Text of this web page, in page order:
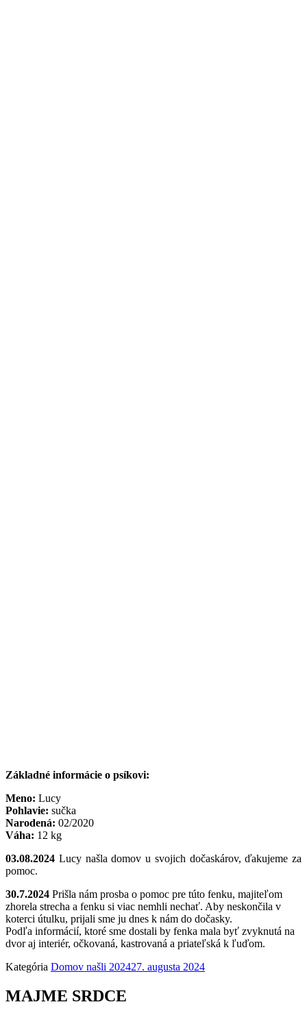
Základné informácie o psíkovi:
Meno: Lucy
Pohlavie: sučka
Narodená: 02/2020
Váha: 12 kg
03.08.2024 Lucy našla domov u svojich dočaskárov, ďakujeme za
pomoc.
30.7.2024 Prišla nám prosba o pomoc pre túto fenku, majiteľom
zhorela strecha a fenku si viac nemhli nechať. Aby neskončila v
koterci útulku, prijali sme ju dnes k nám do dočasky.
Podľa informácií, ktoré sme dostali by fenka mala byť zvyknutá na
dvor aj interiér, očkovaná, kastrovaná a priateľská k ľuďom.
Kategória Domov našli 202427. augusta 2024
MAJME SRDCE